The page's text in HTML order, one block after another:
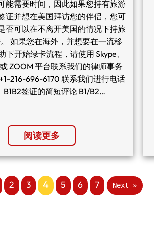
能需要时间，因此如果您持有旅游
证并想在美国拜访您的伴侣，您可
否可以在不离开美国的情况下持旅
如果您在海外，并想要在一流移
下开始绿卡流程，请使用 Skype、
ZOOM 平台联系我们的律师事务
216-696-6170 联系我们进行电话
B1B2签证的简短评论 B1/B2…
阅读更多
2 3 4 5 6 7 Next »